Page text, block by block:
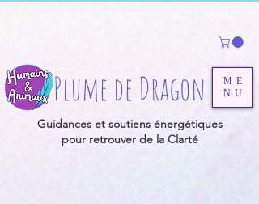
ME
NU
Plume de Dragon
Guidances et soutiens énergétiques
pour retrouver de la Clarté